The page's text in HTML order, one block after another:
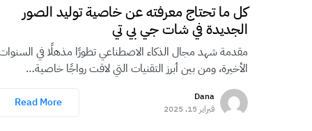
كل ما تحتاج معرفته عن خاصية توليد الصور
الجديدة في شات جي بي تي
مقدمة شهد مجال الذكاء الاصطناعي تطورًا مذهلًا في
الأخيرة، ومن بين أبرز التقنيات التي لاقت رواجًا خاصية…
Dana
فبراير 15, 2025
Read More